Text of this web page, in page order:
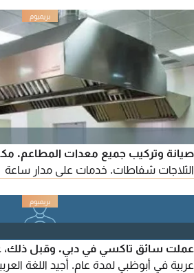
صيانة وتركيب جميع معدات المطاعم.
الثلاجات شفاطات. خدمات على مدار ساعة
عملت سائق تاكسي في دبي. وقبل ذلك،
عربية في أبوظبي لمدة عام. أجيد اللغة